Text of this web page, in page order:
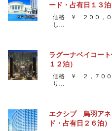
ード・占有日１３泊
価格 ￥ ２００，０
し…
ラグーナベイコー
１２泊）
価格 ￥ ２，７００
り…
エクシブ 鳥羽ア
ド・占有日２６泊）